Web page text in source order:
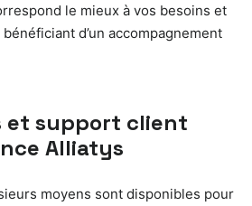
le mieux à vos besoins et
d’un accompagnement
et support client
Alliatys
moyens sont disponibles pour